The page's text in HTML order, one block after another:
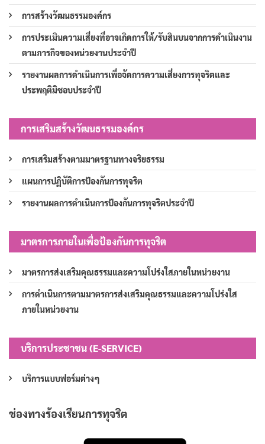
การสร้างวัฒนธรรมองค์กร
การประเมินความเสี่ยงที่อาจเกิดการให้/รับสินบนจากการดำเนินงาน
ตามภารกิจของหน่วยงานประจำปี
รายงานผลการดำเนินการเพื่อจัดการความเสี่ยงการทุจริตและ
ประพฤติมิชอบประจำปี
การเสริมสร้างวัฒนธรรมองค์กร
การเสริมสร้างตามมาตรฐานทางจริยธรรม
แผนการปฏิบัติการป้องกันการทุจริต
รายงานผลการดำเนินการป้องกันการทุจริตประจำปี
มาตรการภายในเพื่อป้องกันการทุจริต
มาตรการส่งเสริมคุณธรรมและความโปร่งใสภายในหน่วยงาน
การดำเนินการตามมาตรการส่งเสริมคุณธรรมและความโปร่งใส
ภายในหน่วยงาน
บริการประชาชน (E-SERVICE)
บริการแบบฟอร์มต่างๆ
ช่องทางร้องเรียนการทุจริต